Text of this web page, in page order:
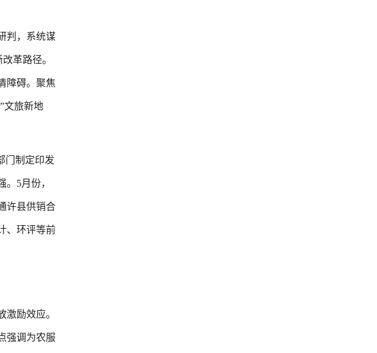
判，系统谋
革路径。
障碍。聚焦
文旅新地
门制定印发
5月份，
许县供销合
、环评等前
励效应。
强调为农服